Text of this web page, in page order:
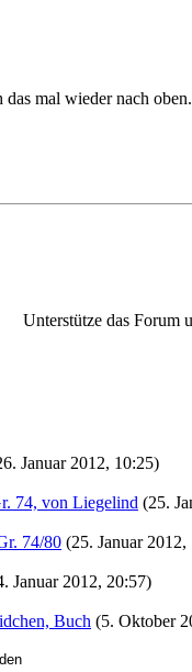
mal wieder nach
Unterstütze das Forum
Januar 2012, 10:25)
74, von Liegelind (25.
74/80 (25. Januar 2012,
Januar 2012, 20:57)
Buch (5. Oktober